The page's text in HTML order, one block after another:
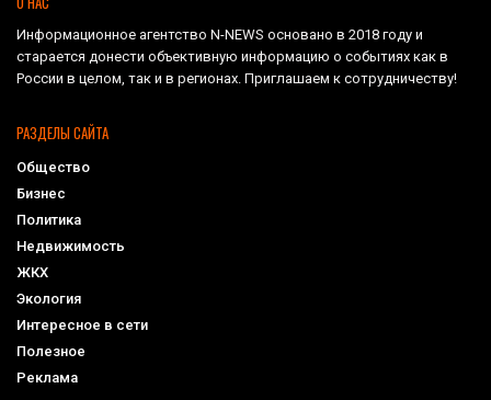
Информационное агентство N-NEWS основано в 2018 году и
старается донести объективную информацию о событиях как в
России в целом, так и в регионах. Приглашаем к сотрудничеству!
РАЗДЕЛЫ САЙТА
Общество
Бизнес
Политика
Недвижимость
ЖКХ
Экология
Интересное в сети
Полезное
Реклама